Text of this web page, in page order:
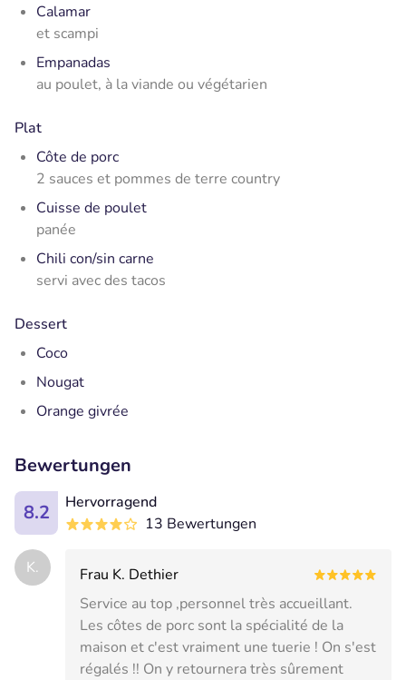
Calamar
et scampi
Empanadas
au poulet, à la viande ou végétarien
Plat
Côte de porc
2 sauces et pommes de terre country
Cuisse de poulet
panée
Chili con/sin carne
servi avec des tacos
Dessert
Coco
Nougat
Orange givrée
Bewertungen
8.2
Hervorragend
13 Bewertungen
K.
Frau K. Dethier
Service au top ,personnel très accueillant.
Les côtes de porc sont la spécialité de la
maison et c'est vraiment une tuerie ! On s'est
régalés !! On y retournera très sûrement